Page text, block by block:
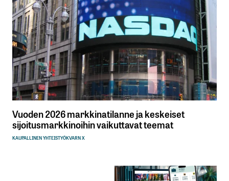
Vuoden 2026 markkinatilanne ja keskeiset
sijoitusmarkkinoihin vaikuttavat teemat
KAUPALLINEN YHTEISTYÖKVARN X